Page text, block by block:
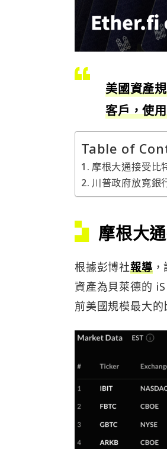
美國資產
客戶，使
Table of
摩根大通接受比
川普政府放寬銀
摩根大
根據彭博社報導，
資產為貝萊德的
前美國規模最大